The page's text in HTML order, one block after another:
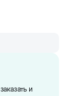
зубы и десна
воде. В отличие
и